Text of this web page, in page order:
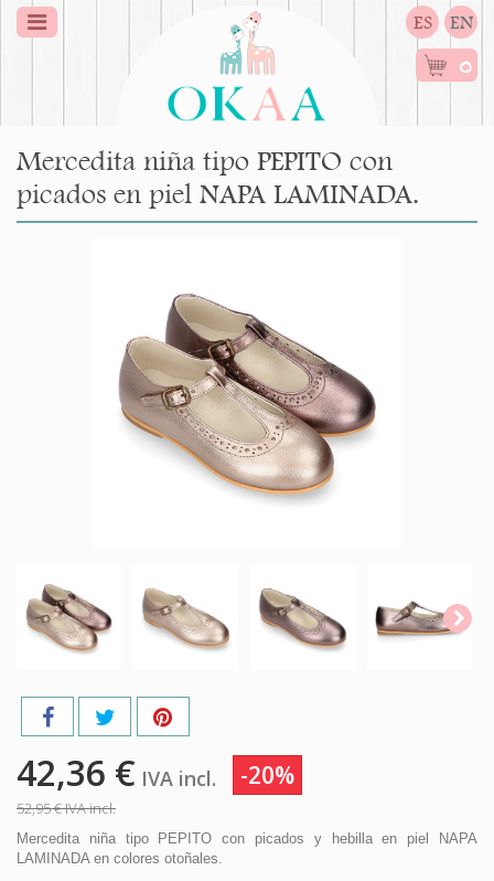
ES EN
0
Mercedita niña tipo PEPITO con
picados en piel NAPA LAMINADA.
42,36 € IVA incl. -20%
52,95 €IVA incl.
Mercedita niña tipo PEPITO con picados y hebilla en piel NAPA
LAMINADA en colores otoñales.